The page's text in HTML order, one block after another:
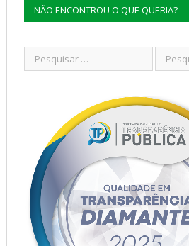
NÃO ENCONTROU O QUE QUERIA?